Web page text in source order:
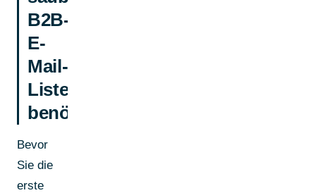
B2B-
E-
Mail-
Listenaufbau
benötigen
Bevor
Sie die
erste